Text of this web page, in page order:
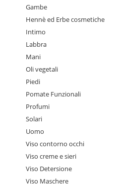
Gambe
Hennè ed Erbe cosmetiche
Intimo
Labbra
Mani
Oli vegetali
Piedi
Pomate Funzionali
Profumi
Solari
Uomo
Viso contorno occhi
Viso creme e sieri
Viso Detersione
Viso Maschere